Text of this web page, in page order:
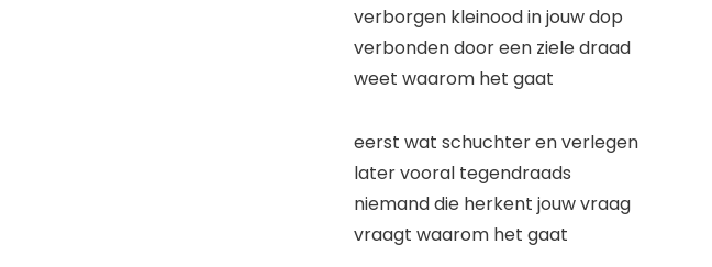
verborgen kleinood in jouw dop
verbonden door een ziele draad
weet waarom het gaat
eerst wat schuchter en verlegen
later vooral tegendraads
niemand die herkent jouw vraag
vraagt waarom het gaat